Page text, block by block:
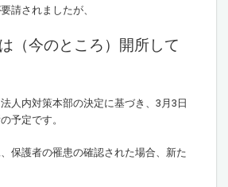
請されましたが、
（今のところ）開所して
人内対策本部の決定に基づき、3月3日
予定です。
保護者の罹患の確認された場合、新た